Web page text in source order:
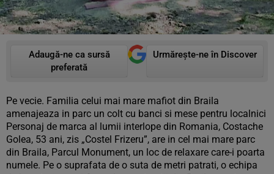
Adaugă-ne ca sursă
preferată
Urmărește-ne în Discover
Pe vecie. Familia celui mai mare mafiot din Braila
amenajeaza in parc un colt cu banci si mese pentru localnici
Personaj de marca al lumii interlope din Romania, Costache
Golea, 53 ani, zis „Costel Frizeru”, are in cel mai mare parc
din Braila, Parcul Monument, un loc de relaxare care-i poarta
numele. Pe o suprafata de o suta de metri patrati, o echipa